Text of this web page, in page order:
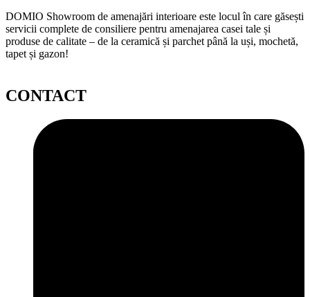
DOMIO Showroom de amenajări interioare este locul în care găsești
servicii complete de consiliere pentru amenajarea casei tale și
produse de calitate – de la ceramică și parchet până la uși, mochetă,
tapet și gazon!
CONTACT